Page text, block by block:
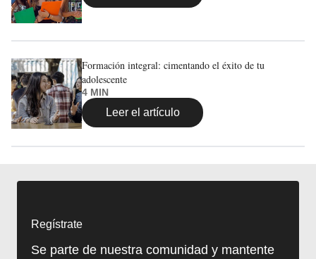
Formación integral: cimentando el éxito de tu
adolescente
4 MIN
Leer el artículo
Regístrate
Se parte de nuestra comunidad y mantente